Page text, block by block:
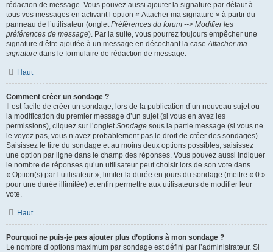
rédaction de message. Vous pouvez aussi ajouter la signature par défaut à
tous vos messages en activant l’option « Attacher ma signature » à partir du
panneau de l’utilisateur (ongletPréférences du forum --> Modifier les
préférences de message). Par la suite, vous pourrez toujours empêcher une
signature d’être ajoutée à un message en décochant la caseAttacher ma
signature dans le formulaire de rédaction de message.
Haut
Comment créer un sondage ?
Il est facile de créer un sondage, lors de la publication d’un nouveau sujet ou
la modification du premier message d’un sujet (si vous en avez les
permissions), cliquez sur l’ongletSondage sous la partie message (si vous ne
le voyez pas, vous n’avez probablement pas le droit de créer des sondages).
Saisissez le titre du sondage et au moins deux options possibles, saisissez
une option par ligne dans le champ des réponses. Vous pouvez aussi indiquer
le nombre de réponses qu’un utilisateur peut choisir lors de son vote dans
« Option(s) par l’utilisateur », limiter la durée en jours du sondage (mettre « 0 »
pour une durée illimitée) et enfin permettre aux utilisateurs de modifier leur
vote.
Haut
Pourquoi ne puis-je pas ajouter plus d’options à mon sondage ?
Le nombre d’options maximum par sondage est défini par l’administrateur. Si